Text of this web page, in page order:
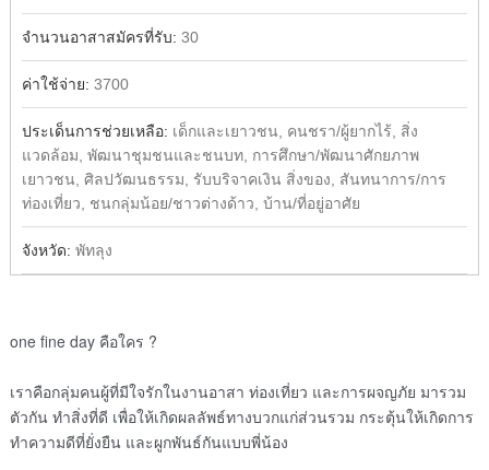
จำนวนอาสาสมัครที่รับ: 30
ค่าใช้จ่าย: 3700
ประเด็นการช่วยเหลือ: เด็กและเยาวชน, คนชรา/ผู้ยากไร้, สิ่ง
แวดล้อม, พัฒนาชุมชนและชนบท, การศึกษา/พัฒนาศักยภาพ
เยาวชน, ศิลปวัฒนธรรม, รับบริจาคเงิน สิ่งของ, สันทนาการ/การ
ท่องเที่ยว, ชนกลุ่มน้อย/ชาวต่างด้าว, บ้าน/ที่อยู่อาศัย
จังหวัด: พัทลุง
one fine day คือใคร ?
เราคือกลุ่มคนผู้ที่มีใจรักในงานอาสา ท่องเที่ยว และการผจญภัย มารวม
ตัวกัน ทำสิ่งที่ดี เพื่อให้เกิดผลลัพธ์ทางบวกแก่ส่วนรวม กระตุ้นให้เกิดการ
ทำความดีที่ยั่งยืน และผูกพันธ์กันแบบพี่น้อง